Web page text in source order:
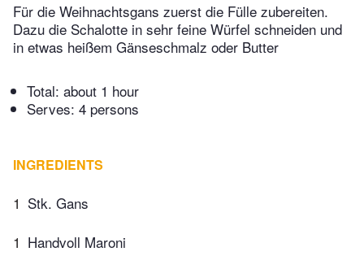
Für die Weihnachtsgans zuerst die Fülle zubereiten.
Dazu die Schalotte in sehr feine Würfel schneiden und
in etwas heißem Gänseschmalz oder Butter
Total: about 1 hour
Serves: 4 persons
INGREDIENTS
1 Stk. Gans
1 Handvoll Maroni